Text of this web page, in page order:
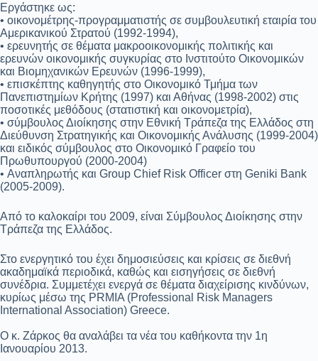
Εργάστηκε ως:
• οικονομέτρης-προγραμματιστής σε συμβουλευτική εταιρία του
Αμερικανικού Στρατού (1992-1994),
• ερευνητής σε θέματα μακροοικονομικής πολιτικής και
ερευνών οικονομικής συγκυρίας στο Ινστιτούτο Οικονομικών
και Βιομηχανικών Ερευνών (1996-1999),
• επισκέπτης καθηγητής στο Οικονομικό Τμήμα των
Πανεπιστημίων Κρήτης (1997) και Αθήνας (1998-2002) στις
ποσοτικές μεθόδους (στατιστική και οικονομετρία),
• σύμβουλος Διοίκησης στην Εθνική Τράπεζα της Ελλάδος στη
Διεύθυνση Στρατηγικής και Οικονομικής Ανάλυσης (1999-2004)
και ειδικός σύμβουλος στο Οικονομικό Γραφείο του
Πρωθυπουργού (2000-2004)
• Αναπληρωτής και Group Chief Risk Officer στη Geniki Bank
(2005-2009).
Από το καλοκαίρι του 2009, είναι Σύμβουλος Διοίκησης στην
Τράπεζα της Ελλάδος.
Στο ενεργητικό του έχει δημοσιεύσεις και κρίσεις σε διεθνή
ακαδημαϊκά περιοδικά, καθώς και εισηγήσεις σε διεθνή
συνέδρια. Συμμετέχει ενεργά σε θέματα διαχείρισης κινδύνων,
κυρίως μέσω της PRMIA (Professional Risk Managers
International Association) Greece.
O κ. Ζάρκος θα αναλάβει τα νέα του καθήκοντα την 1η
Ιανουαρίου 2013.